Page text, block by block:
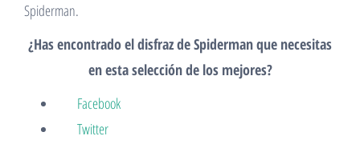
Spiderman.
¿Has encontrado el disfraz de Spiderman que necesitas
en esta selección de los mejores?
Facebook
Twitter